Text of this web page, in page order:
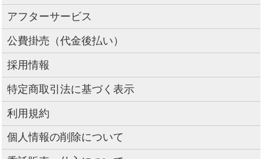
アフターサービス
公費掛売（代金後払い）
採用情報
特定商取引法に基づく表示
利用規約
個人情報の削除について